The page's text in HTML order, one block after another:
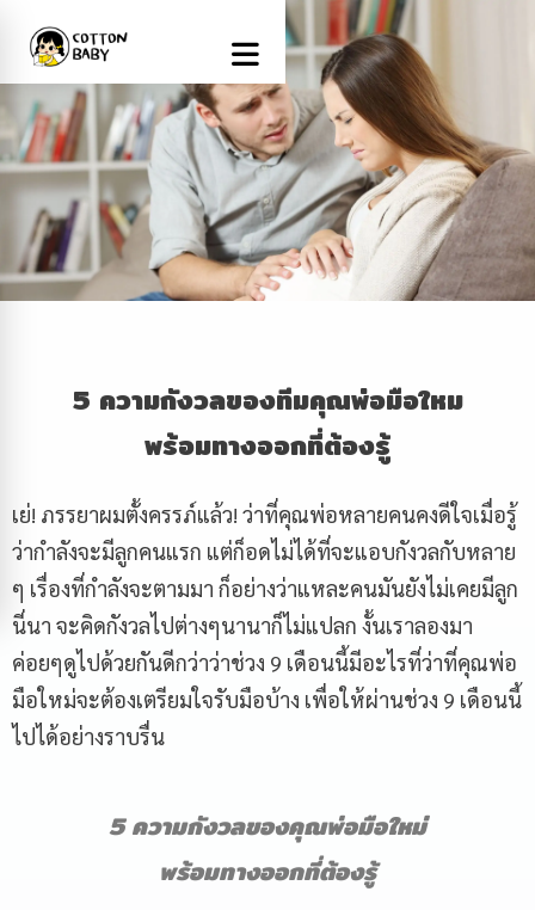
5 ความกังวลของทีมคุณพ่อมือใหม
พร้อมทางออกที่ต้องรู้
เย่! ภรรยาผมตั้งครรภ์แล้ว! ว่าที่คุณพ่อหลายคนคงดีใจเมื่อรู้
ว่ากำลังจะมีลูกคนแรก แต่ก็อดไม่ได้ที่จะแอบกังวลกับหลาย
ๆ เรื่องที่กำลังจะตามมา ก็อย่างว่าแหละคนมันยังไม่เคยมีลูก
นี่นา จะคิดกังวลไปต่างๆนานาก็ไม่แปลก งั้นเราลองมา
ค่อยๆดูไปด้วยกันดีกว่าว่าช่วง 9 เดือนนี้มีอะไรที่ว่าที่คุณพ่อ
มือใหม่จะต้องเตรียมใจรับมือบ้าง เพื่อให้ผ่านช่วง 9 เดือนนี้
ไปได้อย่างราบรื่น
5 ความกังวลของคุณพ่อมือใหม่
พร้อมทางออกที่ต้องรู้